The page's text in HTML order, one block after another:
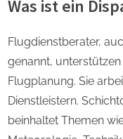
Was ist ein
Flugdienstberater,
genannt,
Flugplanung. Sie
Dienstleistern.
beinhaltet Themen